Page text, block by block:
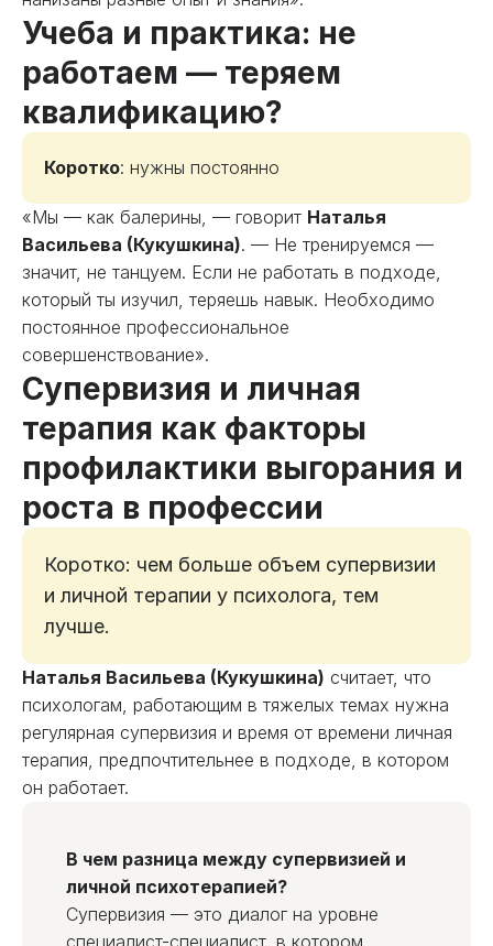
Учеба и практика: не
работаем — теряем
квалификацию?
Коротко: нужны постоянно
«Мы — как балерины, — говорит Наталья
Васильева (Кукушкина). — Не тренируемся —
значит, не танцуем. Если не работать в подходе,
который ты изучил, теряешь навык. Необходимо
постоянное профессиональное
совершенствование».
Супервизия и личная
терапия как факторы
профилактики выгорания и
роста в профессии
Коротко: чем больше объем супервизии
и личной терапии у психолога, тем
лучше.
Наталья Васильева (Кукушкина) считает, что
психологам, работающим в тяжелых темах нужна
регулярная супервизия и время от времени личная
терапия, предпочтительнее в подходе, в котором
он работает.
В чем разница между супервизией и
личной психотерапией?
Супервизия — это диалог на уровне
специалист-специалист, в котором